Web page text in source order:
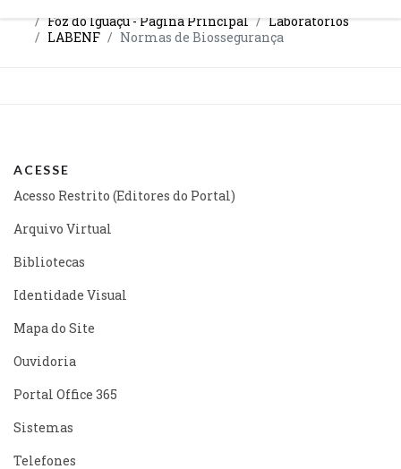
Foz do Iguaçu - Página Principal
Laboratórios
LABENF
Normas de Biossegurança
ACESSE
Acesso Restrito (Editores do Portal)
Arquivo Virtual
Bibliotecas
Identidade Visual
Mapa do Site
Ouvidoria
Portal Office 365
Sistemas
Telefones